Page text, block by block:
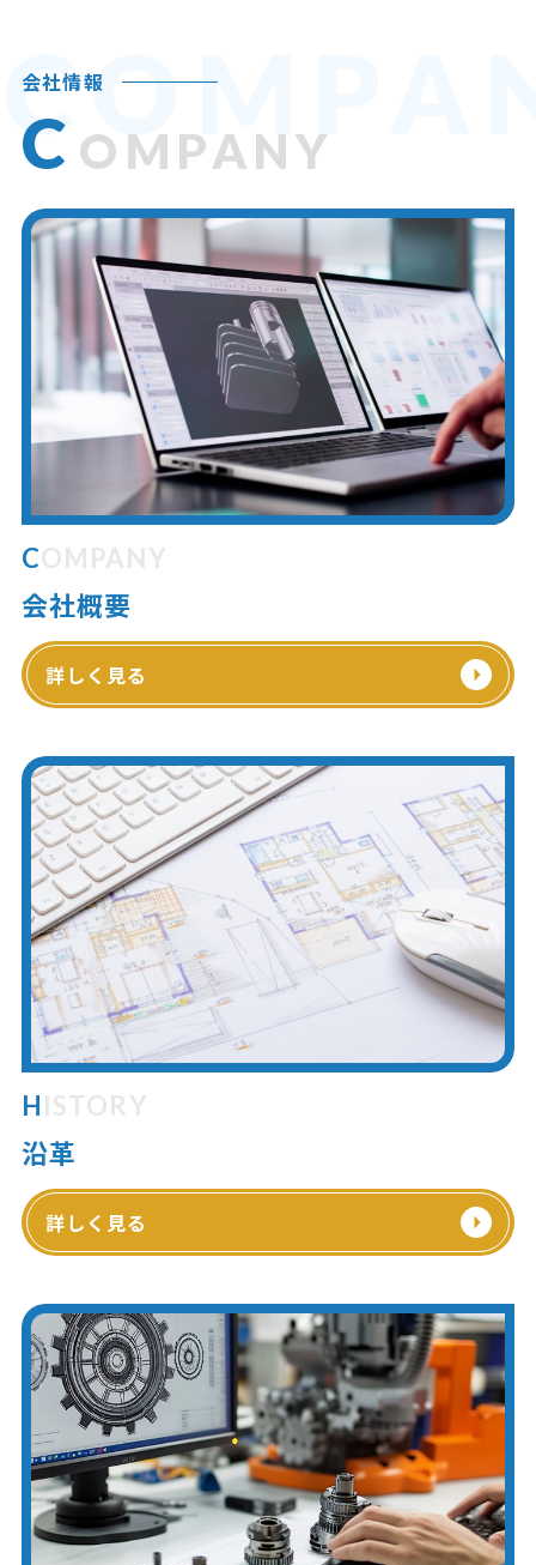
会社情報
C OMPANY
会社概要
詳しく見る
沿革
詳しく見る